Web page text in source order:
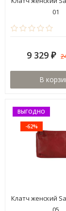
01
9 329 ₽
В
ВЫГОДНО
-62%
Клатч женский